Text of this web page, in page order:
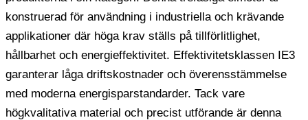
konstruerad för användning i industriella och krävande
applikationer där höga krav ställs på tillförlitlighet,
hållbarhet och energieffektivitet. Effektivitetsklassen IE3
garanterar låga driftskostnader och överensstämmelse
med moderna energisparstandarder. Tack vare
högkvalitativa material och precist utförande är denna